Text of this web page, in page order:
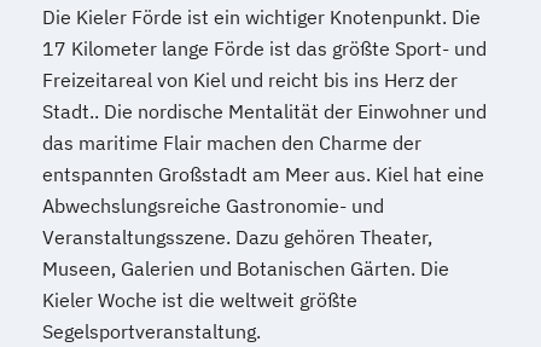
Die Kieler Förde ist ein wichtiger Knotenpunkt. Die
17 Kilometer lange Förde ist das größte Sport- und
Freizeitareal von Kiel und reicht bis ins Herz der
Stadt.. Die nordische Mentalität der Einwohner und
das maritime Flair machen den Charme der
entspannten Großstadt am Meer aus. Kiel hat eine
Abwechslungsreiche Gastronomie- und
Veranstaltungsszene. Dazu gehören Theater,
Museen, Galerien und Botanischen Gärten. Die
Kieler Woche ist die weltweit größte
Segelsportveranstaltung.